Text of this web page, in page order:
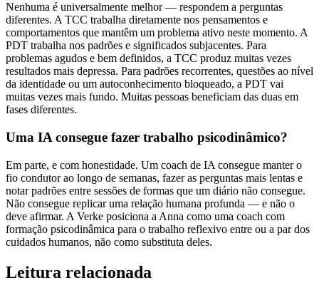
Nenhuma é universalmente melhor — respondem a perguntas
diferentes. A TCC trabalha diretamente nos pensamentos e
comportamentos que mantêm um problema ativo neste momento. A
PDT trabalha nos padrões e significados subjacentes. Para
problemas agudos e bem definidos, a TCC produz muitas vezes
resultados mais depressa. Para padrões recorrentes, questões ao nível
da identidade ou um autoconhecimento bloqueado, a PDT vai
muitas vezes mais fundo. Muitas pessoas beneficiam das duas em
fases diferentes.
Uma IA consegue fazer trabalho psicodinâmico?
Em parte, e com honestidade. Um coach de IA consegue manter o
fio condutor ao longo de semanas, fazer as perguntas mais lentas e
notar padrões entre sessões de formas que um diário não consegue.
Não consegue replicar uma relação humana profunda — e não o
deve afirmar. A Verke posiciona a Anna como uma coach com
formação psicodinâmica para o trabalho reflexivo entre ou a par dos
cuidados humanos, não como substituta deles.
Leitura relacionada